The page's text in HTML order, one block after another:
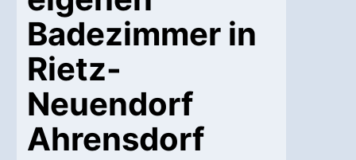
Badezimmer in
Rietz-
Neuendorf
Ahrensdorf